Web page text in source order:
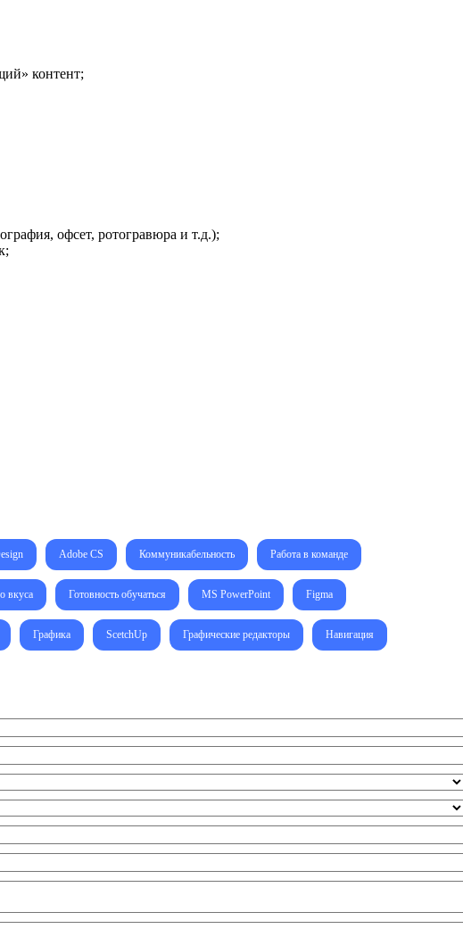
контент;
офсет, ротогравюра и т.д.);
Adobe CS Коммуникабельность Работа в команде
вкуса Готовность обучаться MS PowerPoint Figma
Графика ScetchUp Графические редакторы Навигация